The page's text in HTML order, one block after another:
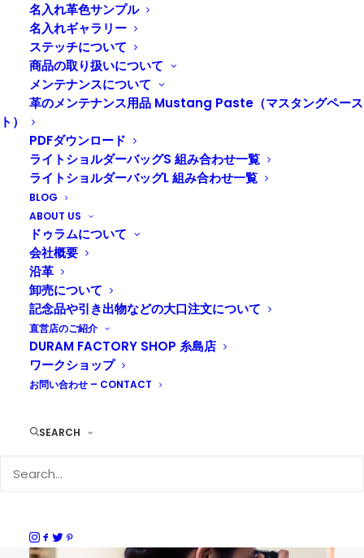
名入れ革色サンプル
名入れギャラリー
ステッチについて
商品の取り扱いについて
メンテナンスについて
革のメンテナンス用品 Mustang Paste（マスタングペース
ト）
PDFダウンロード
ライトショルダーバッグS 組み合わせ一覧
ライトショルダーバッグL 組み合わせ一覧
BLOG
ABOUT US
ドゥラムについて
会社概要
沿革
卸売について
記念品や引き出物などの大口注文について
直営店のご紹介
DURAM FACTORY SHOP 糸島店
ワークショップ
お問い合わせ – CONTACT
SEARCH
近所に福岡うどん界の北の大物、資さんうどんが進出し
てきました。しかし、ここは糸島っ子のソウルフード、
牧のうどんのお膝元。私の頭の中で、うどん戦争が勃発
しています。
こんにちは。うどん大好き、Web担当のTadashiです。
Duram Factoryではタンニンレザーを使ったカメラスト
ラップを制作しています。今回のその中でも一番がっし
りした感じの、頼りがいのあるやつ。カメラストラップ
Fをご紹介します。写真のモデルは、木の葉モール店に
新しく入ったマサタカ氏にお願いしました！
写真はカラーバリエーションの”Green”を使用していま